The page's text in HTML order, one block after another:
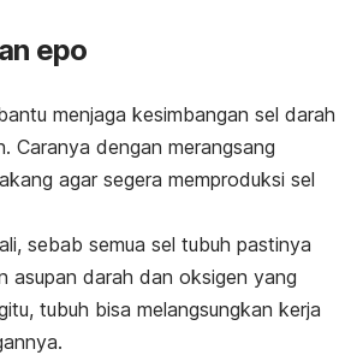
epo
menjaga kesimbangan sel darah
Caranya dengan merangsang
agar segera memproduksi sel
sebab semua sel tubuh pastinya
asupan darah dan oksigen yang
tubuh bisa melangsungkan kerja